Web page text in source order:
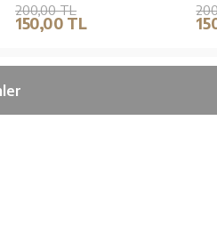
200,00 TL
150,00 TL